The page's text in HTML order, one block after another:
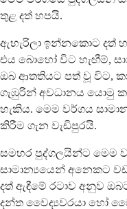
තුළ දත් හපයි.
ඇහැරිලා ඉන්නකොට දත්
එය බොහෝ විට හැඟීම්,
ඔබ ආතතියට පත් වූ විට,
ගැඹුරින් අවධානය යොමු
හැකිය. මෙම වර්ගය
කිරීම ගැන වැඩිපුරයි.
සමහර පුද්ගලයින්ට මෙම
සාමාන්‍යයෙන් අනෙකට
දත් ඇඳීමේ රටාව අනුව
දන්ත වෛද්‍යවරයා හෝ